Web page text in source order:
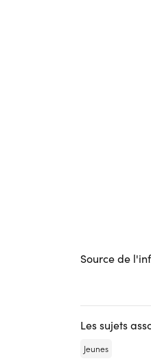
Source de
Les sujets
Jeunes